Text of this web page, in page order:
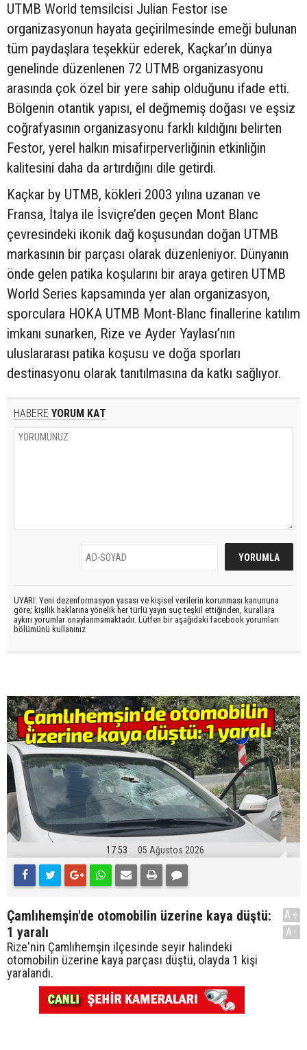
UTMB World temsilcisi Julian Festor ise
organizasyonun hayata geçirilmesinde emeği bulunan
tüm paydaşlara teşekkür ederek, Kaçkar’ın dünya
genelinde düzenlenen 72 UTMB organizasyonu
arasında çok özel bir yere sahip olduğunu ifade etti.
Bölgenin otantik yapısı, el değmemiş doğası ve eşsiz
coğrafyasının organizasyonu farklı kıldığını belirten
Festor, yerel halkın misafirperverliğinin etkinliğin
kalitesini daha da artırdığını dile getirdi.
Kaçkar by UTMB, kökleri 2003 yılına uzanan ve
Fransa, İtalya ile İsviçre’den geçen Mont Blanc
çevresindeki ikonik dağ koşusundan doğan UTMB
markasının bir parçası olarak düzenleniyor. Dünyanın
önde gelen patika koşularını bir araya getiren UTMB
World Series kapsamında yer alan organizasyon,
sporculara HOKA UTMB Mont-Blanc finallerine katılım
imkanı sunarken, Rize ve Ayder Yaylası’nın
uluslararası patika koşusu ve doğa sporları
destinasyonu olarak tanıtılmasına da katkı sağlıyor.
HABERE YORUM KAT
UYARI: Yeni dezenformasyon yasası ve kişisel verilerin korunması kanununa
göre; kişilik haklarına yönelik her türlü yayın suç teşkil ettiğinden, kurallara
aykırı yorumlar onaylanmamaktadır. Lütfen bir aşağıdaki facebook yorumları
bölümünü kullanınız
17:53 05 Ağustos 2026
Çamlıhemşin'de otomobilin üzerine kaya düştü:
1 yaralı
Rize'nin Çamlıhemşin ilçesinde seyir halindeki
otomobilin üzerine kaya parçası düştü, olayda 1 kişi
yaralandı.
A+
A-